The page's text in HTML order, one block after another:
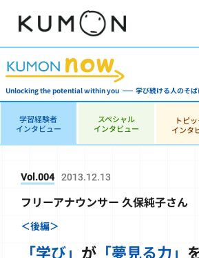
Unlocking the potential within you 学び続ける人のそば
学習経験者
インタビュー
スペシャル
インタビュー
トピ
インタ
Vol.004 2013.12.13
フリーアナウンサー 久保純子さん
＜後編＞
「学び」 が 「夢見る力」